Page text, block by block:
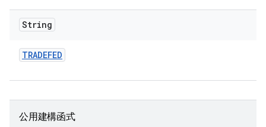
String
TRADEFED
公用建構函式